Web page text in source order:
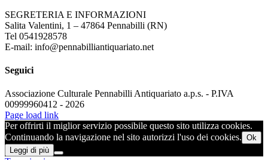
SEGRETERIA E INFORMAZIONI
Salita Valentini, 1 – 47864 Pennabilli (RN)
Tel 0541928578
E-mail: info@pennabilliantiquariato.net
Seguici
Associazione Culturale Pennabilli Antiquariato a.p.s. - P.IVA
00999960412 - 2026
Page load link
Per offrirti il miglior servizio possibile questo sito utilizza cookies.
Continuando la navigazione nel sito autorizzi l'uso dei cookies. Ok
Leggi di più